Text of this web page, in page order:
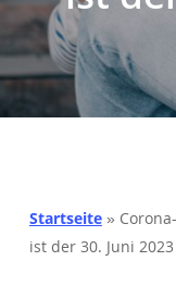
Startseite»
ist der 30. Juni 2023